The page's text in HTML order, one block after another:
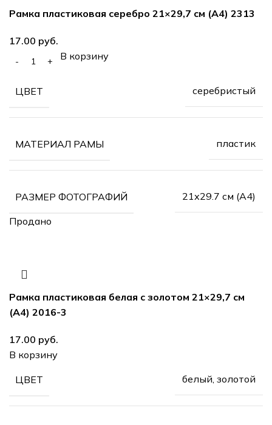
Рамка пластиковая серебро 21×29,7 см (А4) 2313
руб.
В корзину
ЦВЕТ серебристый
МАТЕРИАЛ РАМЫ пластик
РАЗМЕР ФОТОГРАФИЙ 21х29.7 см (А4)
Продано
Рамка пластиковая белая с золотом 21×29,7 см
(А4) 2016-3
руб.
В корзину
ЦВЕТ белый, золотой